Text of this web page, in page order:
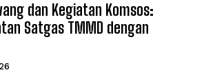
dan Kegiatan Komsos:
Satgas TMMD dengan